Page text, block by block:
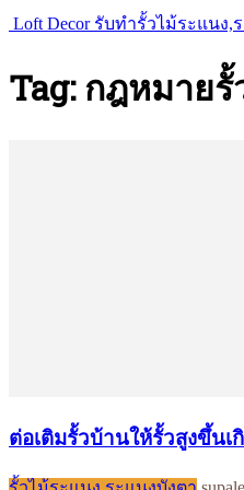
Loft Decor รับทำรั้วไม้ระแนง,
Tag: กฎหมาย
ต่อเติมรั้วบ้านให้รั้วสูงขึ้น